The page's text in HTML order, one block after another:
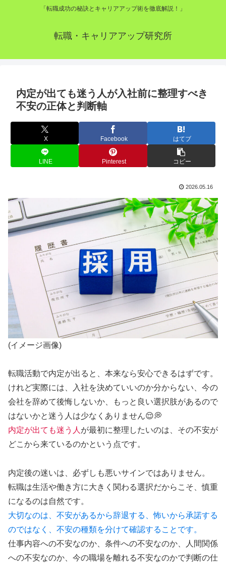
「転職成功の秘訣とキャリアアップ術を徹底解説！」
転職・キャリアアップ研究所
内定が出ても迷う人が入社前に整理すべき
不安の正体と判断軸
X Facebook はてブ
LINE Pinterest コピー
2026.05.16
(イメージ画像)
転職活動で内定が出ると、本来なら安心できるはずです。
けれど実際には、入社を決めていいのか分からない、今の
会社を辞めて後悔しないか、もっと良い選択肢があるので
はないかと迷う人は少なくありません😌💭
内定が出ても迷う人が最初に整理したいのは、その不安が
どこから来ているのかという点です。
内定後の迷いは、必ずしも悪いサインではありません。
転職は生活や働き方に大きく関わる選択だからこそ、慎重
になるのは自然です。
大切なのは、不安があるから辞退する、怖いから承諾する
のではなく、不安の種類を分けて確認することです。
仕事内容への不安なのか、条件への不安なのか、人間関係
への不安なのか、今の職場を離れる不安なのかで判断の仕